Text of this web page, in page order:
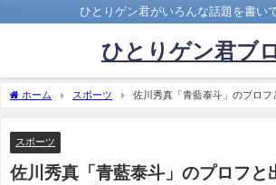
ひとりゲン君がいろんな話題を書い
ひとりゲン君ブ
ホーム スポーツ
佐川秀真「青藍泰斗」のプロフ
スポーツ
佐川秀真「青藍泰斗」のプロフと